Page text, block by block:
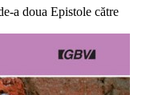
a doua Epistole către